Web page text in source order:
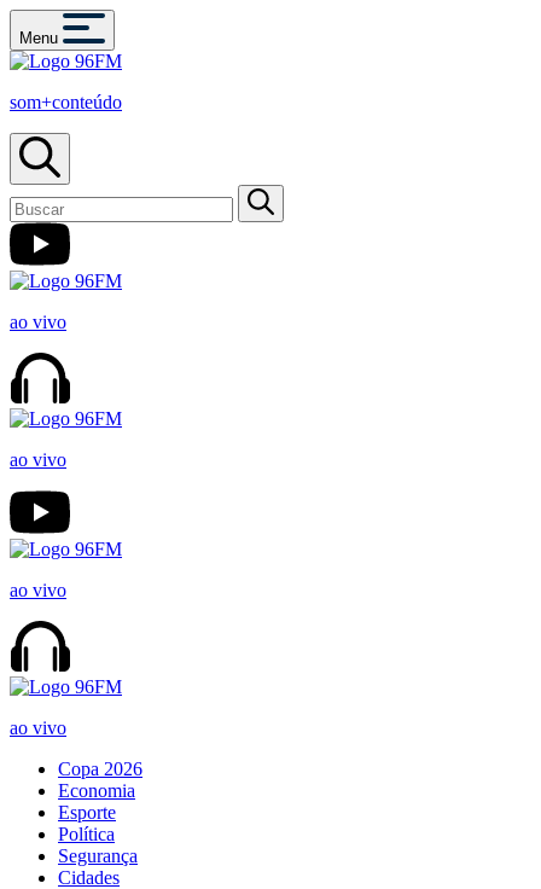
Menu
som+conteúdo
ao vivo
ao vivo
ao vivo
ao vivo
Copa 2026
Economia
Esporte
Política
Segurança
Cidades